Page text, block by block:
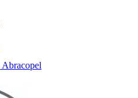
Abracopel